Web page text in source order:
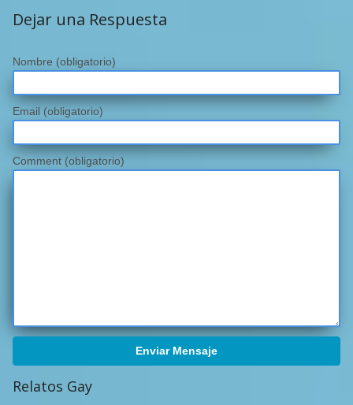
Dejar una Respuesta
Nombre (obligatorio)
Email (obligatorio)
Comment (obligatorio)
Enviar Mensaje
Relatos Gay